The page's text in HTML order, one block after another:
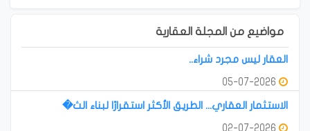
مواضيع من المجلة العقارية
العقار ليس مجرد شراء..
الاستثمار العقاري... الطريق الأكثر استقرارًا لبناء الث�